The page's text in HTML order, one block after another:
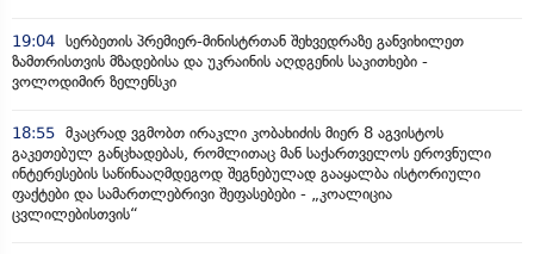
19:04 სერბეთის პრემიერ-მინისტრთან შეხვედრაზე განვიხილეთ
ზამთრისთვის მზადებისა და უკრაინის აღდგენის საკითხები -
ვოლოდიმირ ზელენსკი
18:55 მკაცრად ვგმობთ ირაკლი კობახიძის მიერ 8 აგვისტოს
გაკეთებულ განცხადებას, რომლითაც მან საქართველოს ეროვნული
ინტერესების საწინააღმდეგოდ შეგნებულად გააყალბა ისტორიული
ფაქტები და სამართლებრივი შეფასებები - „კოალიცია
ცვლილებისთვის“